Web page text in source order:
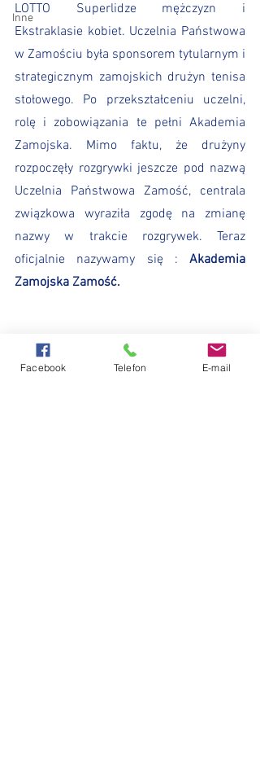
Inne
LOTTO Superlidze mężczyzn i
Ekstraklasie kobiet. Uczelnia Państwowa
w Zamościu była sponsorem tytularnym i
strategicznym zamojskich drużyn tenisa
stołowego. Po przekształceniu uczelni,
rolę i zobowiązania te pełni Akademia
Zamojska. Mimo faktu, że drużyny
rozpoczęły rozgrywki jeszcze pod nazwą
Uczelnia Państwowa Zamość, centrala
związkowa wyraziła zgodę na zmianę
nazwy w trakcie rozgrywek. Teraz
oficjalnie nazywamy się : Akademia
Zamojska Zamość.
Facebook Telefon E-mail